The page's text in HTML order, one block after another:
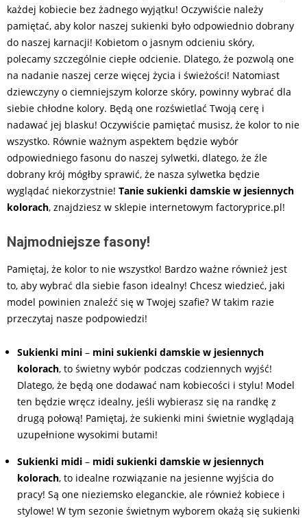
każdej kobiecie bez żadnego wyjątku! Oczywiście należy
pamiętać, aby kolor naszej sukienki było odpowiednio dobrany
do naszej karnacji! Kobietom o jasnym odcieniu skóry,
polecamy szczególnie ciepłe odcienie. Dlatego, że pozwolą one
na nadanie naszej cerze więcej życia i świeżości! Natomiast
dziewczyny o ciemniejszym kolorze skóry, powinny wybrać dla
siebie chłodne kolory. Będą one rozświetlać Twoją cerę i
nadawać jej blasku! Oczywiście pamiętać musisz, że kolor to nie
wszystko. Równie ważnym aspektem będzie wybór
odpowiedniego fasonu do naszej sylwetki, dlatego, że źle
dobrany krój mógłby sprawić, że nasza sylwetka będzie
wyglądać niekorzystnie! Tanie sukienki damskie w jesiennych
kolorach, znajdziesz w sklepie internetowym factoryprice.pl!
Najmodniejsze fasony!
Pamiętaj, że kolor to nie wszystko! Bardzo ważne również jest
to, aby wybrać dla siebie fason idealny! Chcesz wiedzieć, jaki
model powinien znaleźć się w Twojej szafie? W takim razie
przeczytaj nasze podpowiedzi!
Sukienki mini – mini sukienki damskie w jesiennych
kolorach, to świetny wybór podczas codziennych wyjść!
Dlatego, że będą one dodawać nam kobiecości i stylu! Model
ten będzie wręcz idealny, jeśli wybierasz się na randkę z
drugą połową! Pamiętaj, że sukienki mini świetnie wyglądają
uzupełnione wysokimi butami!
Sukienki midi – midi sukienki damskie w jesiennych
kolorach, to idealne rozwiązanie na jesienne wyjścia do
pracy! Są one nieziemsko eleganckie, ale również kobiece i
stylowe! W tym sezonie świetnym wyborem okażą się sukienki